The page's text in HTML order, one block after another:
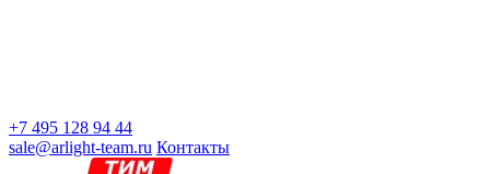
+7 495 128 94 44
sale@arlight-team.ru Контакты